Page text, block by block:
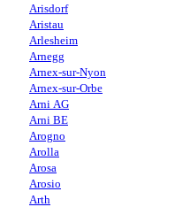
Arisdorf
Aristau
Arlesheim
Arnegg
Arnex-sur-Nyon
Arnex-sur-Orbe
Arni AG
Arni BE
Arogno
Arolla
Arosa
Arosio
Arth